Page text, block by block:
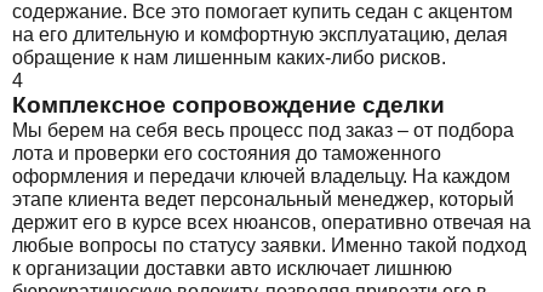
содержание. Все это помогает купить седан с акцентом
на его длительную и комфортную эксплуатацию, делая
обращение к нам лишенным каких-либо рисков.
4
Комплексное сопровождение сделки
Мы берем на себя весь процесс под заказ – от подбора
лота и проверки его состояния до таможенного
оформления и передачи ключей владельцу. На каждом
этапе клиента ведет персональный менеджер, который
держит его в курсе всех нюансов, оперативно отвечая на
любые вопросы по статусу заявки. Именно такой подход
к организации доставки авто исключает лишнюю